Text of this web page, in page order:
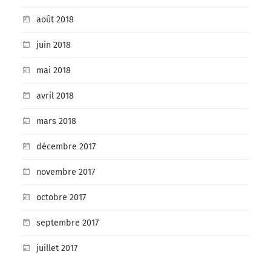
août 2018
juin 2018
mai 2018
avril 2018
mars 2018
décembre 2017
novembre 2017
octobre 2017
septembre 2017
juillet 2017